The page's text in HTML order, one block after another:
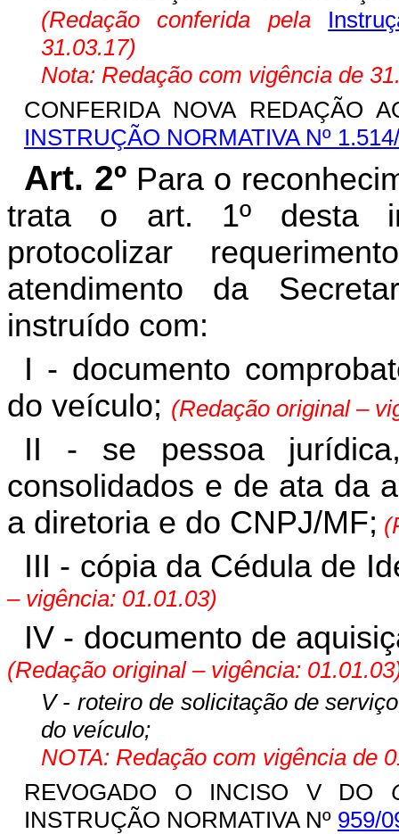
(Redação conferida pela
31.03.17)
Nota: Redação com vigência de
CONFERIDA NOVA REDAÇÃO
INSTRUÇÃO NORMATIVA Nº
Art. 2º Para o
trata o art. 1º desta
protocolizar
atendimento da
instruído com:
I - documento
do veículo; (Redação original –
II - se pessoa
consolidados e de ata da
a diretoria e do CNPJ/MF;
III - cópia da Cédula de
– vigência: 01.01.03)
IV - documento de
(Redação original – vigência:
V - roteiro de solicitação de
do veículo;
NOTA: Redação com vigência de
REVOGADO O INCISO V DO
INSTRUÇÃO NORMATIVA Nº 959/